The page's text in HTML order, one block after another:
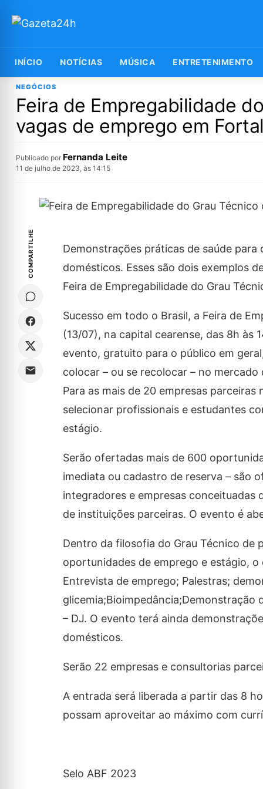
INÍCIO NOTÍCIAS MÚSICA ENTRETENIMENTO
NEGÓCIOS
Feira de Empregabilidade
vagas de emprego em
Publicado por Fernanda Leite
11 de julho de 2023, às 14:15
COMPARTILHE
Demonstrações práticas de saúde
domésticos. Esses são dois exemplos
Feira de Empregabilidade do Grau
Sucesso em todo o Brasil, a Feira de
(13/07), na capital cearense, das 8h às
evento, gratuito para o público em
colocar – ou se recolocar – no
Para as mais de 20 empresas
selecionar profissionais e estudantes
estágio.
Serão ofertadas mais de 600
imediata ou cadastro de reserva – são
integradores e empresas conceituadas
de instituições parceiras. O evento é
Dentro da filosofia do Grau Técnico de
oportunidades de emprego e estágio,
Entrevista de emprego; Palestras;
glicemia;Bioimpedância;Demonstração
– DJ. O evento terá ainda
domésticos.
Serão 22 empresas e consultorias
A entrada será liberada a partir das 8
possam aproveitar ao máximo com
Selo ABF 2023